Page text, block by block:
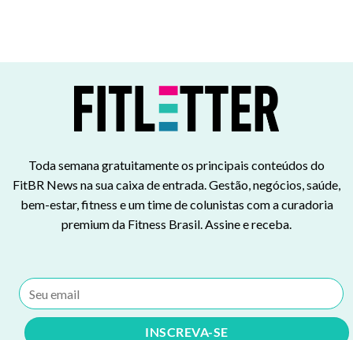
Toda semana gratuitamente os principais conteúdos do
FitBR News na sua caixa de entrada. Gestão, negócios, saúde,
bem-estar, fitness e um time de colunistas com a curadoria
premium da Fitness Brasil. Assine e receba.